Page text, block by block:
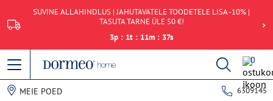
SUVINE ALLAHINDLUS | JAHUTAVATELE TOODETELE LISA -10% |
TASUTA TARNE ÜLE 50 €!
3p : 1t : 11m : 37s
0
MEIE POED 6309145